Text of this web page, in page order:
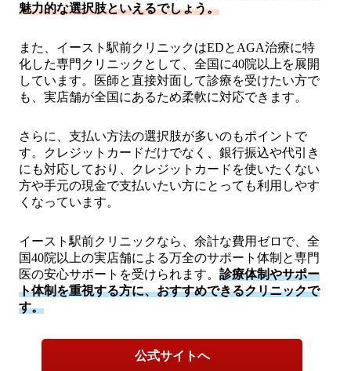
魅力的な選択肢といえるでしょう。
また、イースト駅前クリニックはEDとAGA治療に特
化した専門クリニックとして、全国に40院以上を展開
しています。医師と直接対面して診療を受けたい方で
も、実店舗が全国にあるため柔軟に対応できます。
さらに、支払い方法の選択肢が多いのもポイントで
す。クレジットカードだけでなく、銀行振込や代引き
にも対応しており、クレジットカードを使いたくない
方や手元の現金で支払いたい方にとっても利用しやす
くなっています。
イースト駅前クリニックなら、余計な費用ゼロで、全
国40院以上の実店舗による万全のサポート体制と専門
医の安心サポートを受けられます。 診療体制やサポー
ト体制を重視する方に、おすすめできるクリニックで
す。
公式サイトへ